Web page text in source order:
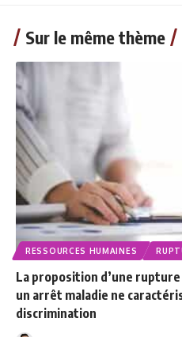
Sur le même thème
RESSOURCES HUMAINES
La proposition d’une
un arrêt maladie ne
discrimination